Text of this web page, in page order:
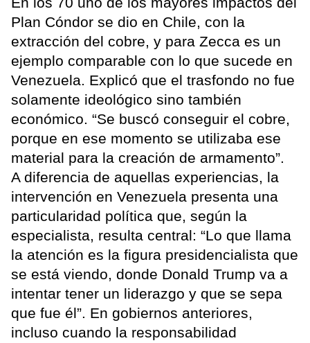
Plan Cóndor se dio en Chile, con la
extracción del cobre, y para Zecca es un
ejemplo comparable con lo que sucede en
Venezuela. Explicó que el trasfondo no fue
solamente ideológico sino también
económico. “Se buscó conseguir el cobre,
porque en ese momento se utilizaba ese
material para la creación de armamento”.
A diferencia de aquellas experiencias, la
intervención en Venezuela presenta una
particularidad política que, según la
especialista, resulta central: “Lo que llama
la atención es la figura presidencialista que
se está viendo, donde Donald Trump va a
intentar tener un liderazgo y que se sepa
que fue él”. En gobiernos anteriores,
incluso cuando la responsabilidad